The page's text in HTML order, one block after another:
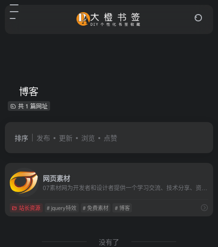
博客
共 1 篇网址
排序 发布 更新 浏览 点赞
网页素材
站长资源 # jquery特效 # 免费素材 # 博客
没有了